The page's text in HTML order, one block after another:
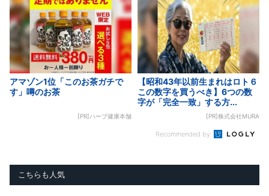
アマゾン1位「このお茶ガチで
す」噂のお茶
[PR]ハーブ健康本舗
【昭和43年以前生まれはロト６
この数字を買うべき】6つの数
字が「完全一致」する方...
[PR]株式会社MURA
Recommended by
こちらも人気